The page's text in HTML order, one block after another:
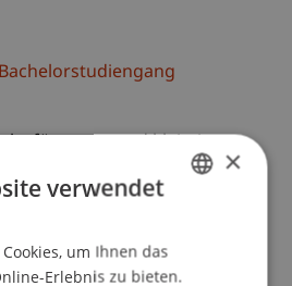
für gross und klein im
Jahr ist er neu auf
auf
Lebensmitteln, auf neue
sowie Ideen,
mit neuen,
×
verwendet
um Ihnen das
Erlebnis zu bieten.